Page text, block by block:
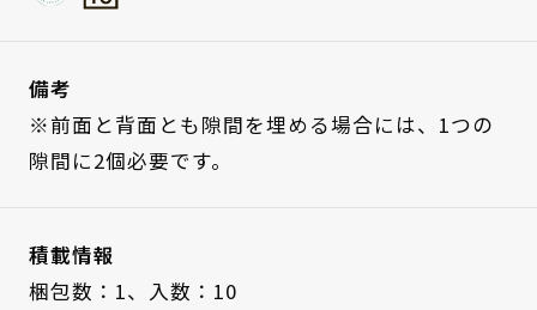
備考
※前面と背面とも隙間を埋める場合には、1つの
隙間に2個必要です。
積載情報
梱包数：1、 入数：10